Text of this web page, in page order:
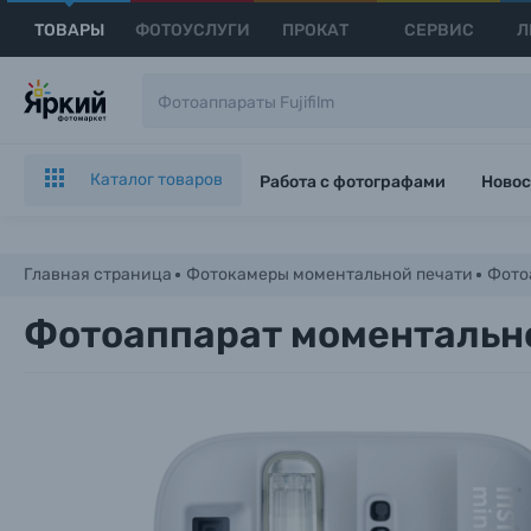
ТОВАРЫ ФОТОУСЛУГИ ПРОКАТ СЕРВИС
Каталог товаров Работа с фотографами
Главная страница Фотокамеры моментальной печати
Фотоаппарат